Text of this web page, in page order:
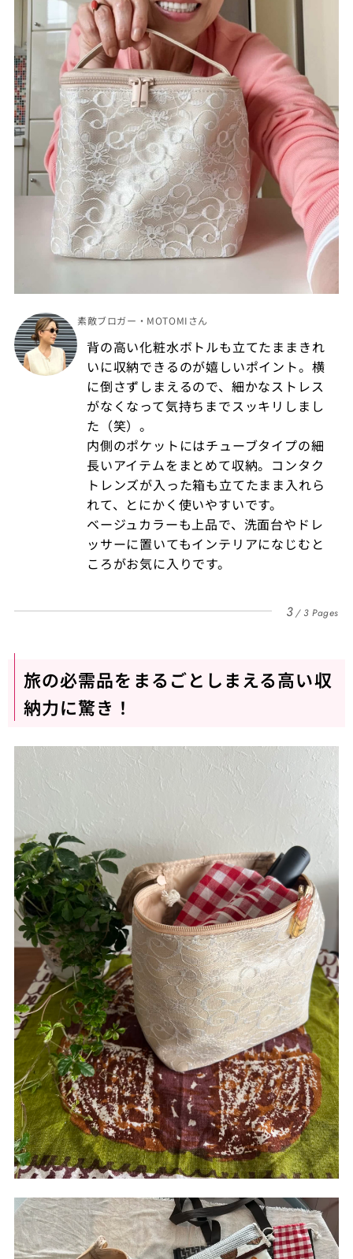
素敵ブロガー・MOTOMIさん
背の高い化粧水ボトルも立てたままきれ
いに収納できるのが嬉しいポイント。横
に倒さずしまえるので、細かなストレス
がなくなって気持ちまでスッキリしまし
た（笑）。
内側のポケットにはチューブタイプの細
長いアイテムをまとめて収納。コンタク
トレンズが入った箱も立てたまま入れら
れて、とにかく使いやすいです。
ベージュカラーも上品で、洗面台やドレ
ッサーに置いてもインテリアになじむと
ころがお気に入りです。
3 3 Pages
旅の必需品をまるごとしまえる高い収
納力に驚き！